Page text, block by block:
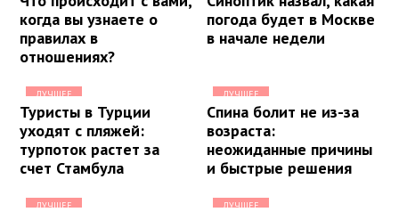
когда вы узнаете о
правилах в
отношениях?
погода будет в Москве
в начале недели
ЛУЧШЕЕ
Туристы в Турции
уходят с пляжей:
турпоток растет за
счет Стамбула
ЛУЧШЕЕ
Спина болит не из-за
возраста:
неожиданные причины
и быстрые решения
ЛУЧШЕЕ ЛУЧШЕЕ